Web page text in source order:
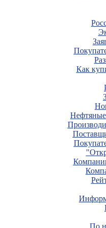
Как
По